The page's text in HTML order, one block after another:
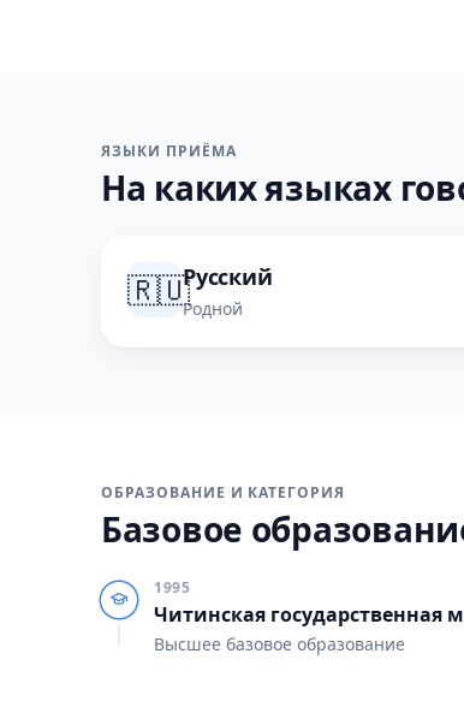
ЯЗЫКИ ПРИЁМА
На каких языках
🇷🇺Русский
Родной
ОБРАЗОВАНИЕ И КАТЕГОРИЯ
Базовое
1995
Читинская государственная
Высшее базовое образование